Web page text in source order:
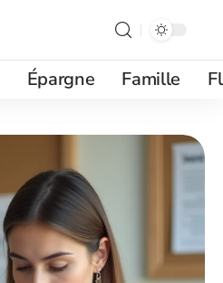
Épargne Famille